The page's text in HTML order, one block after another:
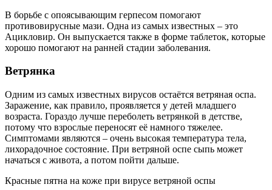
В борьбе с опоясывающим герпесом помогают
противовирусные мази. Одна из самых известных – это
Ацикловир. Он выпускается также в форме таблеток, которые
хорошо помогают на ранней стадии заболевания.
Ветрянка
Одним из самых известных вирусов остаётся ветряная оспа.
Заражение, как правило, проявляется у детей младшего
возраста. Гораздо лучше переболеть ветрянкой в детстве,
потому что взрослые переносят её намного тяжелее.
Симптомами являются – очень высокая температура тела,
лихорадочное состояние. При ветряной оспе сыпь может
начаться с живота, а потом пойти дальше.
Красные пятна на коже при вирусе ветряной оспы